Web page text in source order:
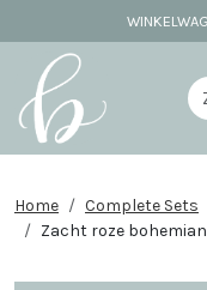
Home Complete Sets
Zacht roze